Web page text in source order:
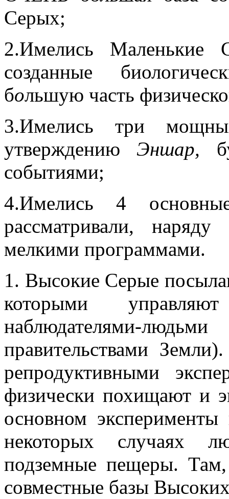
Серых;
2.Имелись Маленькие
созданные
большую часть
3.Имелись три
утверждению Эншар,
событиями;
4.Имелись 4
рассматривали,
мелкими программами.
1. Высокие Серые
которыми
наблюдателями-
правительствами
репродуктивными
физически похищают и
основном
некоторых случаях
подземные пещеры. Там,
совместные базы